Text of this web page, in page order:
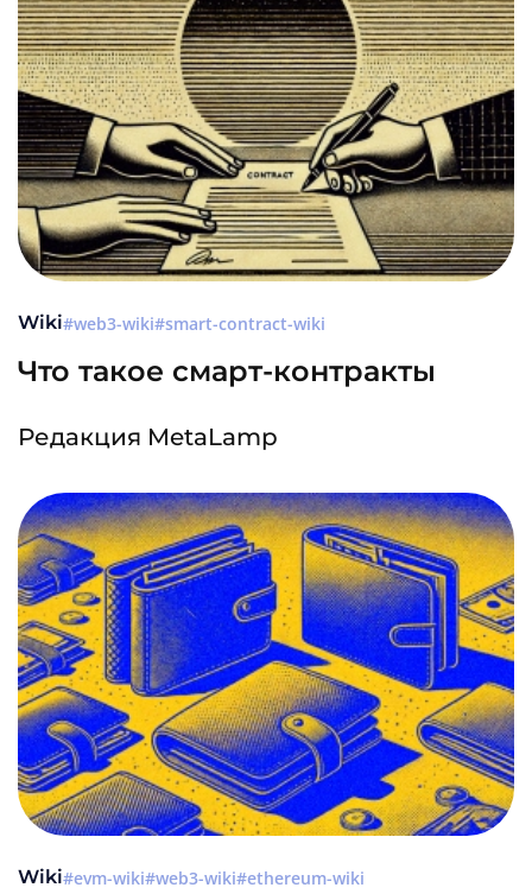
Wiki web3-wiki smart-contract-wiki
Что такое смарт-контракты
Редакция MetaLamp
Wiki evm-wiki web3-wiki ethereum-wiki